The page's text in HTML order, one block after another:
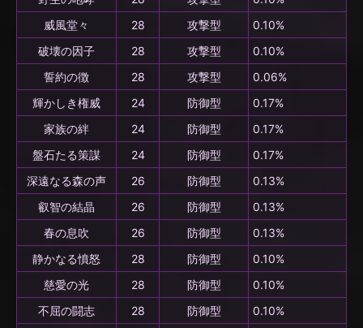
威風堂々
28 攻撃型
0.10%
破壊の因子
28 攻撃型
0.10%
誓約の徴
28 攻撃型
0.06%
輝かしき権威
24 防御型
0.17%
家族の絆
24 防御型
0.17%
盤石たる策謀
24 防御型
0.17%
深遠なる森の声
26 防御型
0.13%
叡智の結晶
26 防御型
0.13%
春の息吹
26 防御型
0.13%
静かなる憤怒
28 防御型
0.10%
慈愛の光
28 防御型
0.10%
不屈の闘志
28 防御型
0.10%